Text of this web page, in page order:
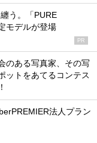
う。「PURE
モデルが登場
PR
のある写真家、その写
ットをあてるコンテス
法人プラン